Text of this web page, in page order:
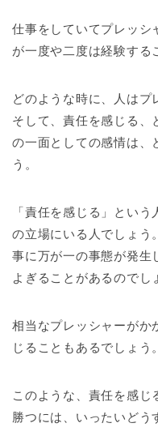
仕事をしていてプレッシ
が一度や二度は経験する
どのような時に、人はプ
そして、責任を感じる、
の一面としての感情は、
う。
「責任を感じる」とい
の立場にいる人でしょう
事に万が一の事態が発
よぎることがあるのでし
相当なプレッシャーがか
じることもあるでしょう。
このような、責任を感じ
勝つには、いったいどう